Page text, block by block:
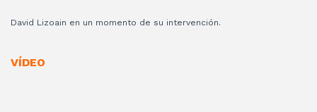
David Lizoain en un momento de su intervención.
VÍDEO